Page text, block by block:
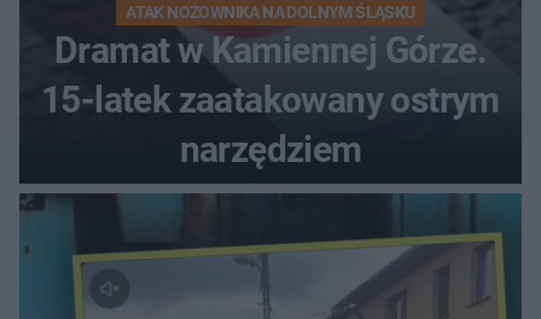
ATAK NOŻOWNIKA NA DOLNYM ŚLĄSKU
Dramat w Kamiennej Górze.
15-latek zaatakowany ostrym
narzędziem